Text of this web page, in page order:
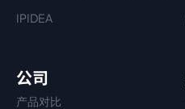
IPIDEA
公司
产品对比